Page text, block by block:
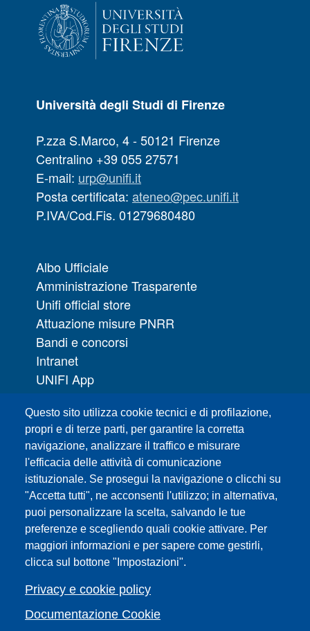
Questo sito utilizza cookie tecnici e di profilazione,
propri e di terze parti, per garantire la corretta
navigazione, analizzare il traffico e misurare
l'efficacia delle attività di comunicazione
istituzionale. Se prosegui la navigazione o clicchi su
"Accetta tutti", ne acconsenti l'utilizzo; in alternativa,
puoi personalizzare la scelta, salvando le tue
preferenze e scegliendo quali cookie attivare. Per
maggiori informazioni e per sapere come gestirli,
clicca sul bottone "Impostazioni".
Privacy e cookie policy
Documentazione Cookie
Università degli Studi di Firenze
P.zza S.Marco, 4 - 50121 Firenze
Centralino +39 055 27571
E-mail: urp@unifi.it
Posta certificata: ateneo@pec.unifi.it
P.IVA/Cod.Fis. 01279680480
Albo Ufficiale
Amministrazione Trasparente
Unifi official store
Attuazione misure PNRR
Bandi e concorsi
Intranet
UNIFI App
URP | Ufficio Relazioni con il Pubblico
Sedi
Mappa del sito
Webmaster e redazione web
Elenco dei siti tematici
Accessibilità
Feed RSS
Note legali del sito
Privacy policy
Cambia idea sui cookie